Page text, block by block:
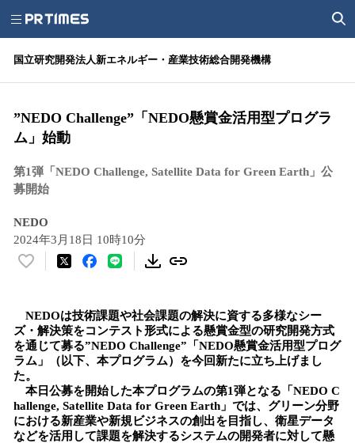
国立研究開発法人新エネルギー・産業技術総合開発機構
”NEDO Challenge”「NEDO懸賞金活用型プログラ
ム」始動
第1弾「NEDO Challenge, Satellite Data for Green Earth」公
募開始
NEDO
2024年3月18日 10時10分
い
！
数
を
読
み
込
み
中
NEDOは技術課題や社会課題の解決に資する多様なシー
ズ・解決策をコンテスト形式による懸賞金型の研究開発方式
を通じて募る”NEDO Challenge”「NEDO懸賞金活用型プログ
ラム」（以下、本プログラム）を今回新たに立ち上げまし
た。
本日公募を開始した本プログラムの第1弾となる「NEDO C
hallenge, Satellite Data for Green Earth」では、グリーン分野
における新産業や新規ビジネスの創出を目指し、衛星データ
などを活用して課題を解決するシステムの開発者に対して懸